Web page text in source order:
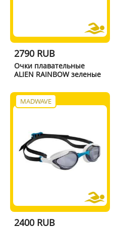
2790 RUB
Очки плавательные
ALIEN RAINBOW зеленые
MADWAVE
2400 RUB